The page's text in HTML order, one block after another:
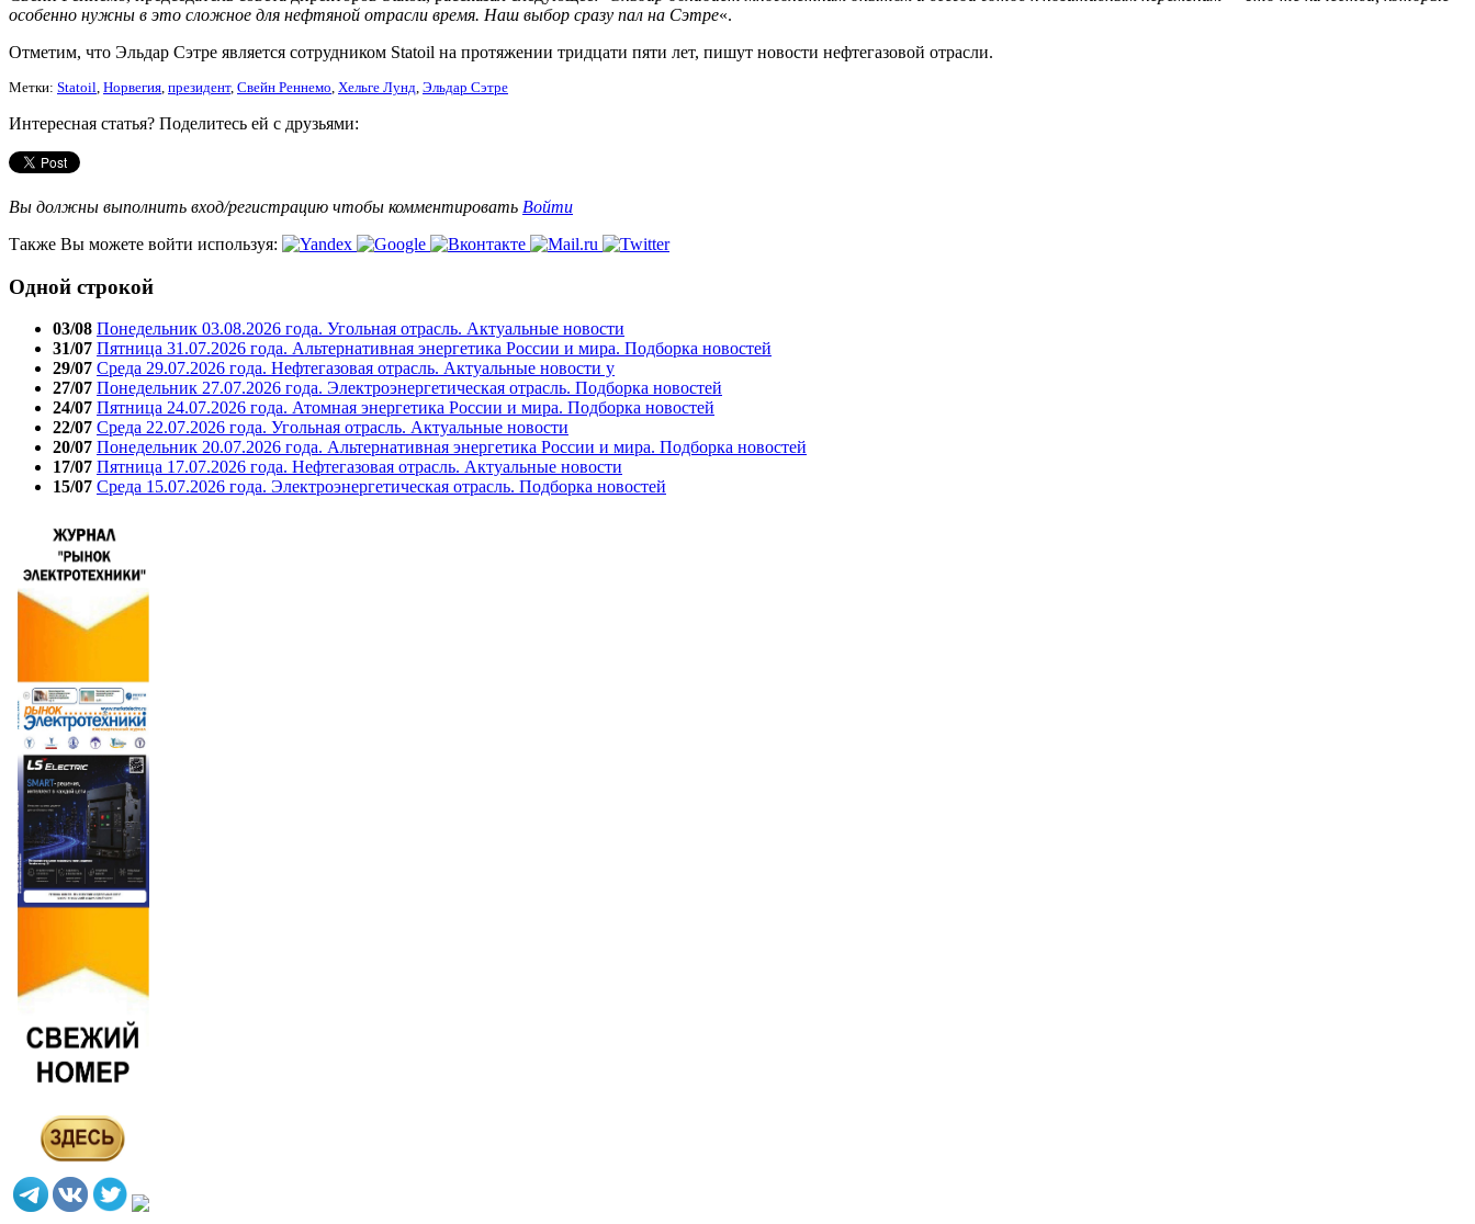
особенно нужны в это сложное для нефтяной отрасли время. Наш выбор сразу пал на Сэтре«.
Отметим, что Эльдар Сэтре является сотрудником Statoil на протяжении тридцати пяти лет, пишут новости нефтегазовой отрасли.
Метки: Statoil, Норвегия, президент, Свейн Реннемо, Хельге Лунд, Эльдар Сэтре
Интересная статья? Поделитесь ей с друзьями:
Вы должны выполнить вход/регистрацию чтобы комментировать Войти
Также Вы можете войти используя:
Одной строкой
03/08 Понедельник 03.08.2026 года. Угольная отрасль. Актуальные новости
31/07 Пятница 31.07.2026 года. Альтернативная энергетика России и мира. Подборка новостей
29/07 Среда 29.07.2026 года. Нефтегазовая отрасль. Актуальные новости у
27/07 Понедельник 27.07.2026 года. Электроэнергетическая отрасль. Подборка новостей
24/07 Пятница 24.07.2026 года. Атомная энергетика России и мира. Подборка новостей
22/07 Среда 22.07.2026 года. Угольная отрасль. Актуальные новости
20/07 Понедельник 20.07.2026 года. Альтернативная энергетика России и мира. Подборка новостей
17/07 Пятница 17.07.2026 года. Нефтегазовая отрасль. Актуальные новости
15/07 Среда 15.07.2026 года. Электроэнергетическая отрасль. Подборка новостей